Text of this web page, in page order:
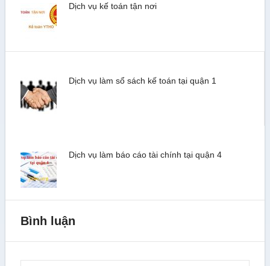
Dịch vụ kế toán tận nơi
Dịch vụ làm sổ sách kế toán tại quận 1
Dịch vụ làm báo cáo tài chính tại quận 4
Bình luận